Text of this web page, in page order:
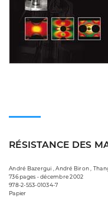
RÉSISTANCE DES
André Bazergui , André Biron ,
736 pages • décembre 2002
978-2-553-01034-7
Papier